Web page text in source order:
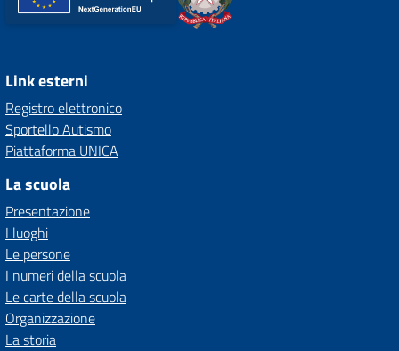
Link esterni
Registro elettronico
Sportello Autismo
Piattaforma UNICA
La scuola
Presentazione
I luoghi
Le persone
I numeri della scuola
Le carte della scuola
Organizzazione
La storia